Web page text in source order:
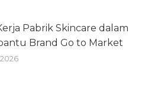
Pabrik Skincare dalam
Brand Go to Market